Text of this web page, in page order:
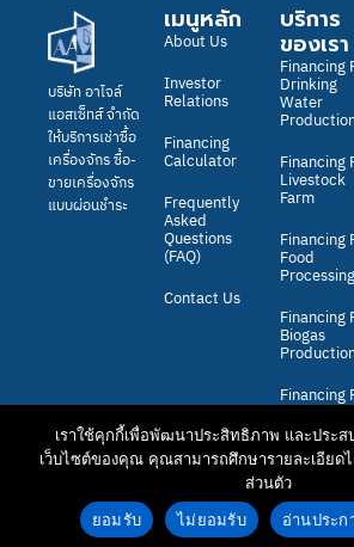
บริษัท อาไจล์
แอสเซ็ทส์ จำกัด
ให้บริการเช่าซื้อ
เครื่องจักร ซื้อ-
ขายเครื่องจักร
แบบผ่อนชำระ
เมนูหลัก
About Us
Investor
Relations
Financing
Calculator
Frequently
Asked
Questions
(FAQ)
Contact Us
บริการ
ของเรา
Financing
Drinking
Water
Financing
Livestock
Farm
Financing
Food
Processing
Financing
Biogas
Financing
copyright © 2026 agile assets co., ltd. all
เราใช้คุกกี้เพื่อพัฒนาประสิทธิภาพ และประ
เว็บไซต์ของคุณ คุณสามารถศึกษารายละเอียด
ส่วนตัว
ยอมรับ
ไม่ยอมรับ อ่านประ